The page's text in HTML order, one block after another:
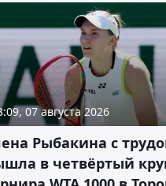
07 августа 2026
Рыбакина с
в четвёртый